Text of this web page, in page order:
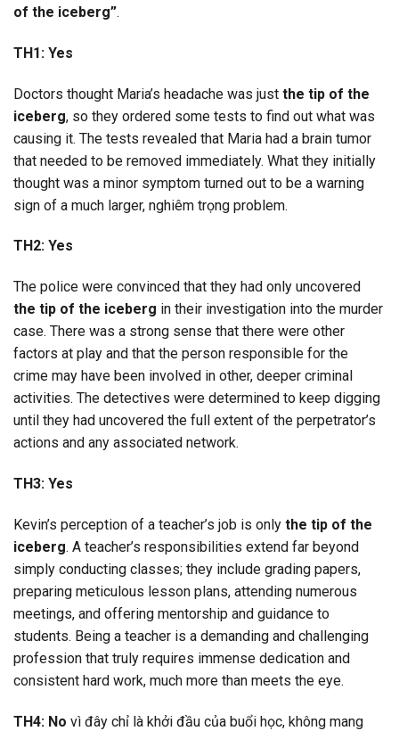
of the iceberg”.
TH1: Yes
Doctors thought Maria’s headache was just the tip of the
iceberg, so they ordered some tests to find out what was
causing it. The tests revealed that Maria had a brain tumor
that needed to be removed immediately. What they initially
thought was a minor symptom turned out to be a warning
sign of a much larger, nghiêm trọng problem.
TH2: Yes
The police were convinced that they had only uncovered
the tip of the iceberg in their investigation into the murder
case. There was a strong sense that there were other
factors at play and that the person responsible for the
crime may have been involved in other, deeper criminal
activities. The detectives were determined to keep digging
until they had uncovered the full extent of the perpetrator’s
actions and any associated network.
TH3: Yes
Kevin’s perception of a teacher’s job is only the tip of the
iceberg. A teacher’s responsibilities extend far beyond
simply conducting classes; they include grading papers,
preparing meticulous lesson plans, attending numerous
meetings, and offering mentorship and guidance to
students. Being a teacher is a demanding and challenging
profession that truly requires immense dedication and
consistent hard work, much more than meets the eye.
TH4: No vì đây chỉ là khởi đầu của buổi học, không mang